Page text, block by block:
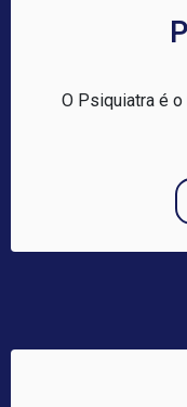
O Psiquiatra é